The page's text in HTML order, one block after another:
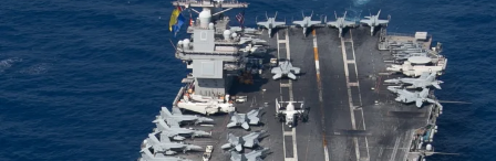
ويوجد على هاتفك نظام ذكاء اصطناعي “يتعلم” كيفية التعرف
على الأنماط والتنبؤ بالنتائج. إذ أن هناك ثلاثة أدلة لتخمين ما تكتبه
بالتمرير.
ونها الإحداثيات المكانية، إذ يفحص الذكاء الاصطناعي مدى قرب